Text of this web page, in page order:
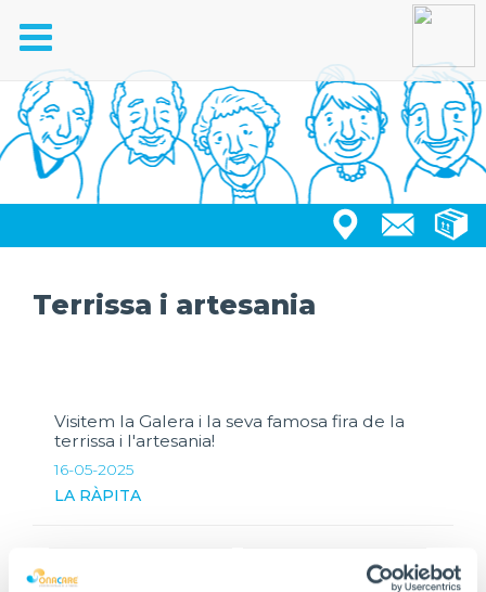
Toggle
navigation
Terrissa i artesania
Visitem la Galera i la seva famosa fira de la
terrissa i l'artesania!
16-05-2025
LA RÀPITA